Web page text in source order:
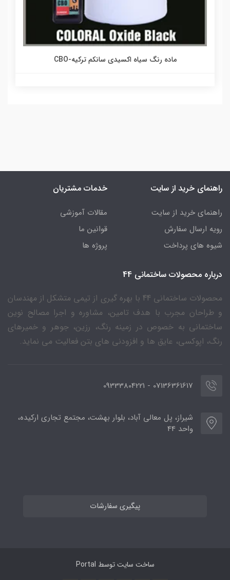
ماده رنگ سیاه اکسیدی سانکم ترکیه-CBO
راهنمای خرید از سایت
راهنمای خرید از سایت
رویه ارسال سفارش
شیوه های پرداخت
خدمات مشتریان
مقالات آموزشی
قوانین ما
پروژه ها
درباره محصولات ساختمانی 44
محصولات ساختمانی 44 با بهره گیری از تیمی متشکل از مهندسان
و طراحان مجرب با هدف تامین، مشاوره و اجرا مصالح نوین
ساختمانی به خصوص در زمینه رنگ، رزین، جوهر و خمیرهای
رنگ، اپوکسی، عایق ها و افزودنی های بتن فعالیت می نماید.
07136361617 - 09333804221
شیراز، پل معالی آباد، بلوار بهشت، مجتمع تجاری ارکیده،
واحد 44
پیگیری سفارشات
ساخت سایت توسط Portal